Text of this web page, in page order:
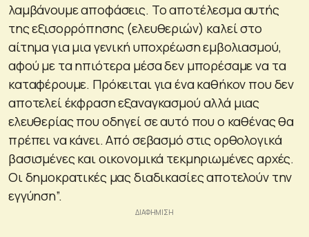
λαμβάνουμε αποφάσεις. Το αποτέλεσμα αυτής
της εξισορρόπησης (ελευθεριών) καλεί στο
αίτημα για μια γενική υποχρέωση εμβολιασμού,
αφού με τα ηπιότερα μέσα δεν μπορέσαμε να τα
καταφέρουμε. Πρόκειται για ένα καθήκον που δεν
αποτελεί έκφραση εξαναγκασμού αλλά μιας
ελευθερίας που οδηγεί σε αυτό που ο καθένας θα
πρέπει να κάνει. Από σεβασμό στις ορθολογικά
βασισμένες και οικονομικά τεκμηριωμένες αρχές.
Οι δημοκρατικές μας διαδικασίες αποτελούν την
εγγύηση”.